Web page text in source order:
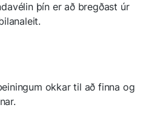
þín er að bregðast úr
okkar til að finna og